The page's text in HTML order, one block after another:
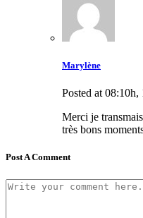
Marylène
Posted at 08:10h,
Merci je
très bons
Post A Comment